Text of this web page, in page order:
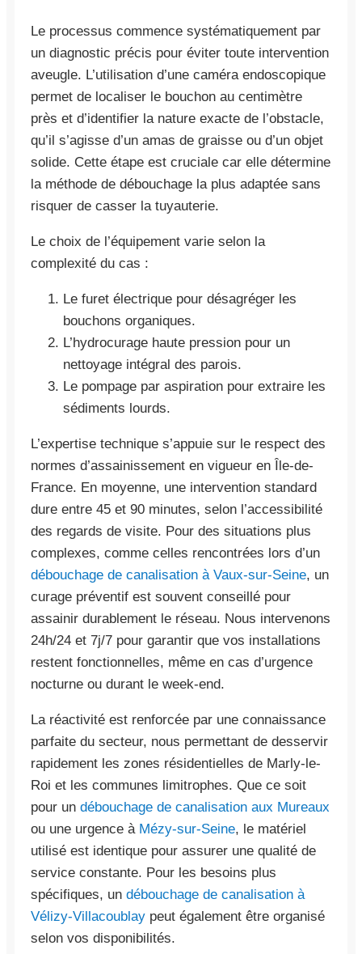
Le processus commence systématiquement par
un diagnostic précis pour éviter toute intervention
aveugle. L’utilisation d’une caméra endoscopique
permet de localiser le bouchon au centimètre
près et d’identifier la nature exacte de l’obstacle,
qu’il s’agisse d’un amas de graisse ou d’un objet
solide. Cette étape est cruciale car elle détermine
la méthode de débouchage la plus adaptée sans
risquer de casser la tuyauterie.
Le choix de l’équipement varie selon la
complexité du cas :
Le furet électrique pour désagréger les
bouchons organiques.
L’hydrocurage haute pression pour un
nettoyage intégral des parois.
Le pompage par aspiration pour extraire les
sédiments lourds.
L’expertise technique s’appuie sur le respect des
normes d’assainissement en vigueur en Île-de-
France. En moyenne, une intervention standard
dure entre 45 et 90 minutes, selon l’accessibilité
des regards de visite. Pour des situations plus
complexes, comme celles rencontrées lors d’un
débouchage de canalisation à Vaux-sur-Seine, un
curage préventif est souvent conseillé pour
assainir durablement le réseau. Nous intervenons
24h/24 et 7j/7 pour garantir que vos installations
restent fonctionnelles, même en cas d’urgence
nocturne ou durant le week-end.
La réactivité est renforcée par une connaissance
parfaite du secteur, nous permettant de desservir
rapidement les zones résidentielles de Marly-le-
Roi et les communes limitrophes. Que ce soit
pour un débouchage de canalisation aux Mureaux
ou une urgence à Mézy-sur-Seine, le matériel
utilisé est identique pour assurer une qualité de
service constante. Pour les besoins plus
spécifiques, un débouchage de canalisation à
Vélizy-Villacoublay peut également être organisé
selon vos disponibilités.